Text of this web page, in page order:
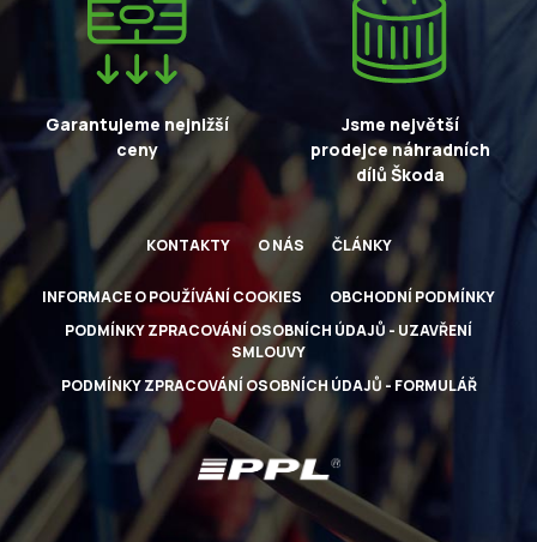
Garantujeme nejnižší
ceny
Jsme největší
prodejce náhradních
dílů Škoda
KONTAKTY O NÁS ČLÁNKY
INFORMACE O POUŽÍVÁNÍ COOKIES
OBCHODNÍ PODMÍNKY
PODMÍNKY ZPRACOVÁNÍ OSOBNÍCH ÚDAJŮ - UZAVŘENÍ
SMLOUVY
PODMÍNKY ZPRACOVÁNÍ OSOBNÍCH ÚDAJŮ - FORMULÁŘ